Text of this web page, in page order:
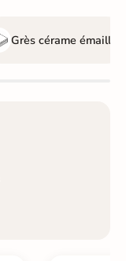
Grès cérame émaillé